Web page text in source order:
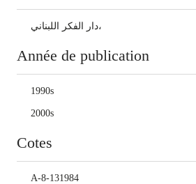
دار الفكر اللبناني،
Année de publication
1990s
2000s
Cotes
A-8-131984